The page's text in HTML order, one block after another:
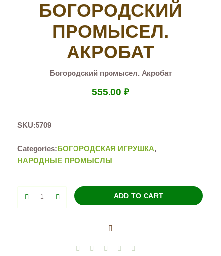
БОГОРОДСКИЙ
ПРОМЫСЕЛ.
АКРОБАТ
Богородский промысел. Акробат
555.00 ₽
SKU:5709
Categories:БОГОРОДСКАЯ ИГРУШКА,
НАРОДНЫЕ ПРОМЫСЛЫ
ADD TO CART